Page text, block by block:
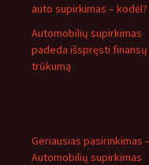
auto supirkimas – kodėl?
Automobilių supirkimas
padeda išspręsti finansų
trūkumą
Geriausias pasirinkimas
Automobilių supirkimas